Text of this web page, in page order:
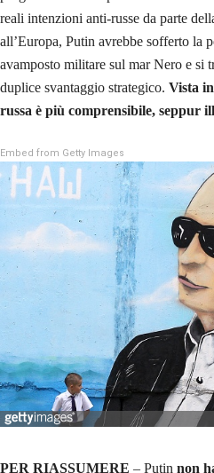
reali intenzioni anti-russe da parte
all’Europa, Putin avrebbe sofferto la
avamposto militare sul mar Nero e si
duplice svantaggio strategico. Vista
russa è più comprensibile, seppur
Embed from Getty Images
PER RIASSUMERE – Putin non